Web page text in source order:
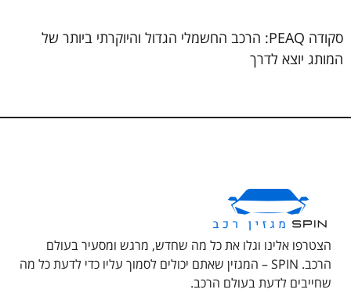
סקודה PEAQ: הרכב החשמלי הגדול והיוקרתי ביותר של
המותג יוצא לדרך
הצטרפו אלינו וגלו את כל מה שחדש, מרגש ומסעיר בעולם
הרכב. SPIN – המגזין שאתם יכולים לסמוך עליו כדי לדעת כל מה
שחייבים לדעת בעולם הרכב.